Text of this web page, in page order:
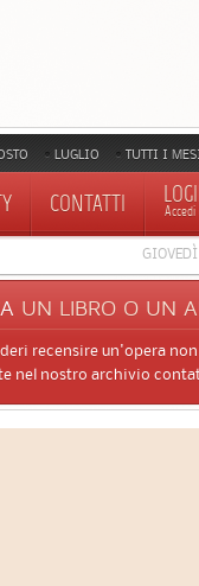
LUGLIO TUTTI I
CONTATTI
UN LIBRO O UN
recensire un'opera
nel nostro archivio